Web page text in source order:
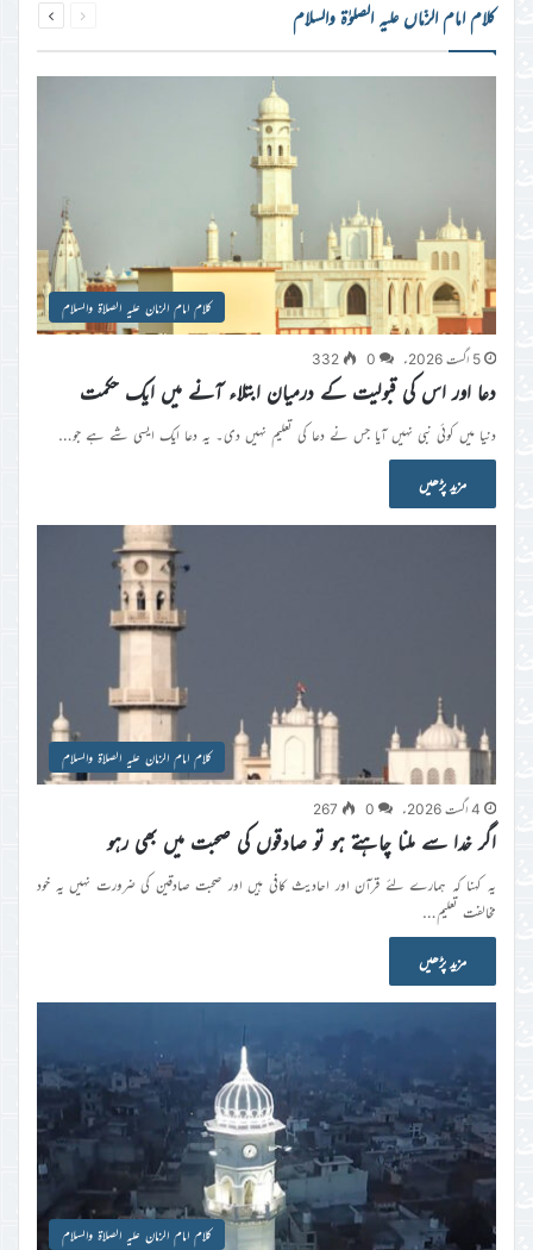
کلام امام الزّماں علیہ الصلوٰۃ والسلام
Next
کلام امام الزمان علیہ الصلاۃ والسلام
5 اگست 2026ء 0
332
دعا اور اس کی قبولیت کے درمیان ابتلاء آنے میں ایک حکمت
دنیا میں کوئی نبی نہیں آیا جس نے دعا کی تعلیم نہیں دی۔ یہ دعا ایک ایسی شے ہے جو…
مزید پڑھیں
کلام امام الزمان علیہ الصلاۃ والسلام
4 اگست 2026ء 0
267
اگر خدا سے ملنا چاہتے ہو تو صادقوں کی صحبت میں بھی رہو
یہ کہنا کہ ہمارے لئے قرآن اور احادیث کافی ہیں اور صحبت صادقین کی ضرورت نہیں یه خود
مخالفت تعلیم…
مزید پڑھیں
کلام امام الزمان علیہ الصلاۃ والسلام